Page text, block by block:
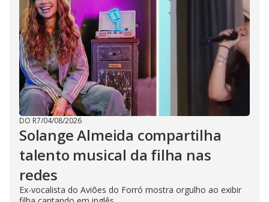
DO R7/04/08/2026
Solange Almeida compartilha
talento musical da filha nas
redes
Ex-vocalista do Aviões do Forró mostra orgulho ao exibir